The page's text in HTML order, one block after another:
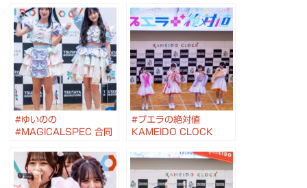
#ゆいのの
#MAGICALSPEC 合同
色アステリズム インスト
アイベント #カメイドク
ロック #マジスペ #藍ア
#プエラの絶対値
KAMEIDO CLOCK
LIVE 2024 2024.7.7
#カメイドクロック